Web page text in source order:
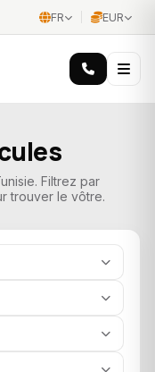
FR EUR
Filtrez par
trouver le vôtre.